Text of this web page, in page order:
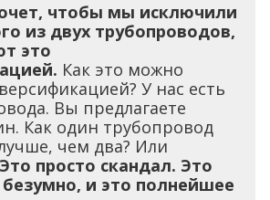
чтобы мы исключили
из двух трубопроводов,
это
Как это можно
У нас есть
Вы предлагаете
Как один трубопровод
чем два? Или
Это просто скандал. Это
и это полнейшее